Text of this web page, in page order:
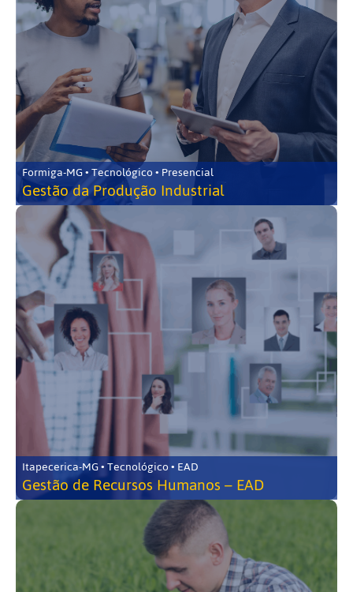
Formiga-MG • Tecnológico • Presencial
Gestão da Produção Industrial
Itapecerica-MG • Tecnológico • EAD
Gestão de Recursos Humanos – EAD